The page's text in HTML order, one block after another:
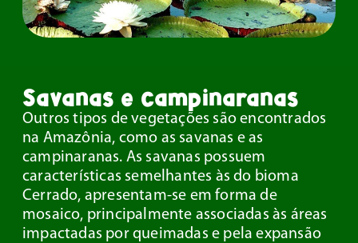
Savanas e campinaranas
Outros tipos de vegetações são encontrados
na Amazônia, como as savanas e as
campinaranas. As savanas possuem
características semelhantes às do bioma
Cerrado, apresentam-se em forma de
mosaico, principalmente associadas às áreas
impactadas por queimadas e pela expansão